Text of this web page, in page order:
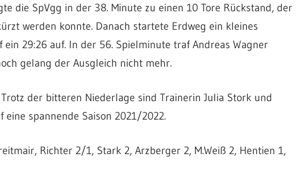
die SpVgg in der 38. Minute zu einen 10 Tore Rückstand, der
werden konnte. Danach startete Erdweg ein kleines
29:26 auf. In der 56. Spielminute traf Andreas Wagner
gelang der Ausgleich nicht mehr.
der bitteren Niederlage sind Trainerin Julia Stork und
spannende Saison 2021/2022.
Richter 2/1, Stark 2, Arzberger 2, M.Weiß 2, Hentien 1,